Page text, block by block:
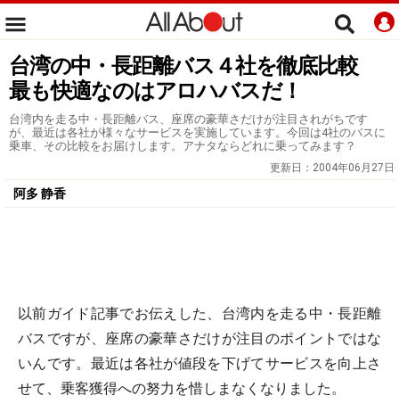
台湾の中・長距離バス４社を徹底比較
最も快適なのはアロハバスだ！
台湾内を走る中・長距離バス、座席の豪華さだけが注目されがちです
が、最近は各社が様々なサービスを実施しています。今回は4社のバスに
乗車、その比較をお届けします。アナタならどれに乗ってみます？
更新日： 2004年06月27日
阿多 静香
以前ガイド記事でお伝えした、台湾内を走る中・長距離
バスですが、座席の豪華さだけが注目のポイントではな
いんです。最近は各社が値段を下げてサービスを向上さ
せて、乗客獲得への努力を惜しまなくなりました。